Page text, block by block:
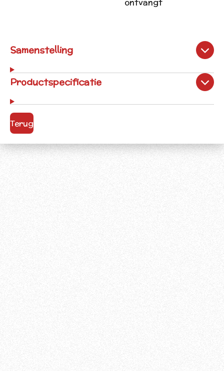
Samenstelling
Productspecificatie
Terug